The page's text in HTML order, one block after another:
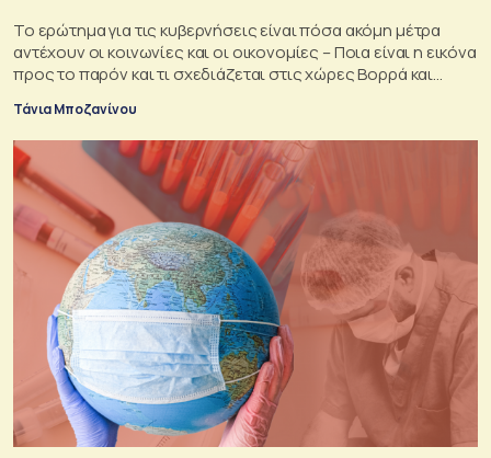
Το ερώτημα για τις κυβερνήσεις είναι πόσα ακόμη μέτρα
αντέχουν οι κοινωνίες και οι οικονομίες – Ποια είναι η εικόνα
προς το παρόν και τι σχεδιάζεται στις χώρες Βορρά και
Τάνια Μποζανίνου